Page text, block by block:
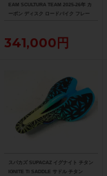
EAM SCULTURA TEAM 2025-26年 カ
ーボン ディスク ロードバイク フレー
341,000円
スパカズ SUPACAZ イグナイト チタン
IGNITE Ti SADDLE サドル チタン